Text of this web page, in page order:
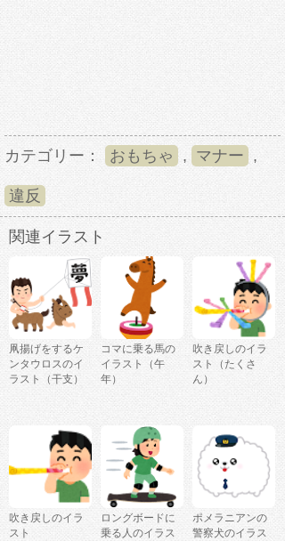
カテゴリー： おもちゃ , マナー ,
違反
関連イラスト
凧揚げをするケ
ンタウロスのイ
ラスト（干支）
コマに乗る馬の
イラスト（午
年）
吹き戻しのイラ
スト（たくさ
ん）
吹き戻しのイラ
スト
ロングボードに
乗る人のイラス
ポメラニアンの
警察犬のイラス